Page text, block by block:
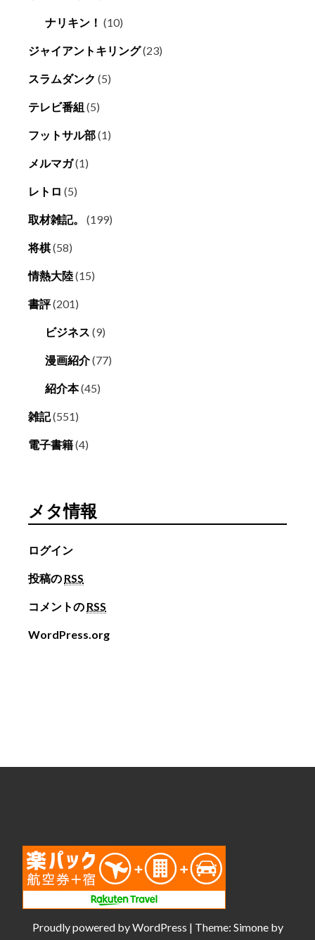
ナリキン！ (10)
ジャイアントキリング(23)
スラムダンク (5)
テレビ番組 (5)
フットサル部(1)
メルマガ(1)
レトロ (5)
取材雑記。 (199)
将棋(58)
情熱大陸(15)
書評(201)
ビジネス (9)
漫画紹介(77)
紹介本(45)
雑記(551)
電子書籍(4)
メタ情報
ログイン
投稿の RSS
コメントの RSS
WordPress.org
Proudly powered byWordPress | Theme: Simoneby